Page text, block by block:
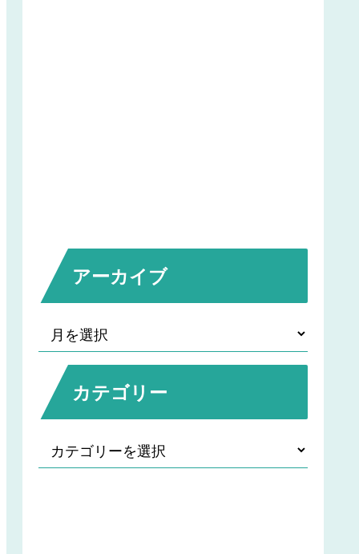
アーカイブ
カテゴリー